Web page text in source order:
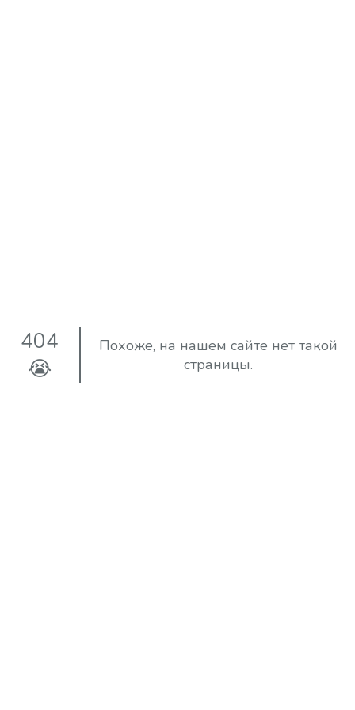
404
😭
Похоже, на нашем сайте нет такой
страницы.